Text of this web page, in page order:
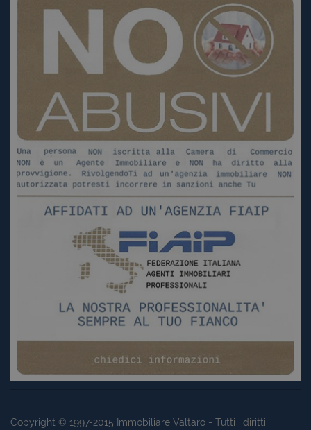
Copyright © 1997-2015 Immobiliare Valtaro - Tutti i diritti